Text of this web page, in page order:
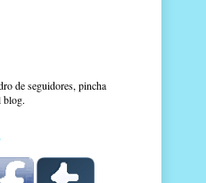
de seguidores, pincha
blog.